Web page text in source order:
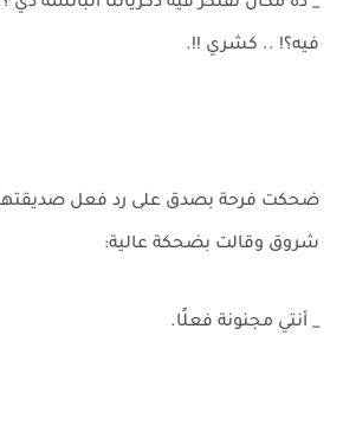
فيه؟! .. كشري !!.
ضحكت فرحة بصدق على رد فعل صديقتها
شروق وقالت بضحكة عالية:
_ أنتي مجنونة فعلًا.